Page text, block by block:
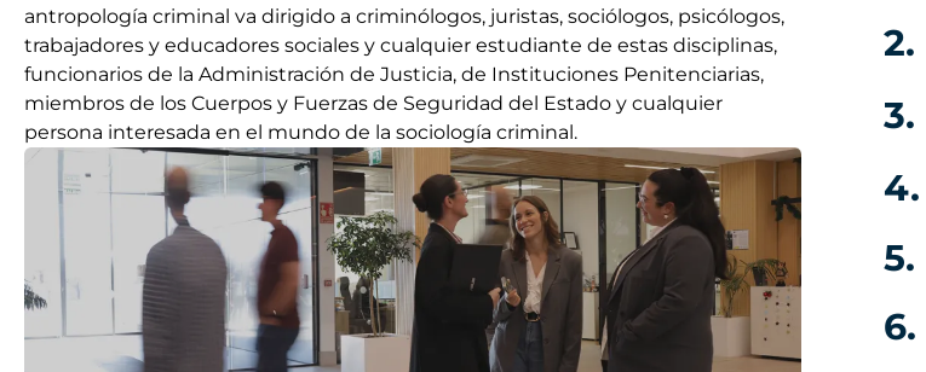
antropología criminal va dirigido a criminólogos, juristas, sociólogos, psicólogos,
trabajadores y educadores sociales y cualquier estudiante de estas disciplinas,
funcionarios de la Administración de Justicia, de Instituciones Penitenciarias,
miembros de los Cuerpos y Fuerzas de Seguridad del Estado y cualquier
persona interesada en el mundo de la sociología criminal.
2.
3.
4.
5.
6.